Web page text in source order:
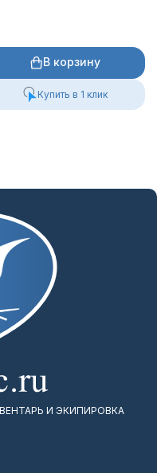
В корзину
Купить в 1 клик
И ЭКИПИРОВКА